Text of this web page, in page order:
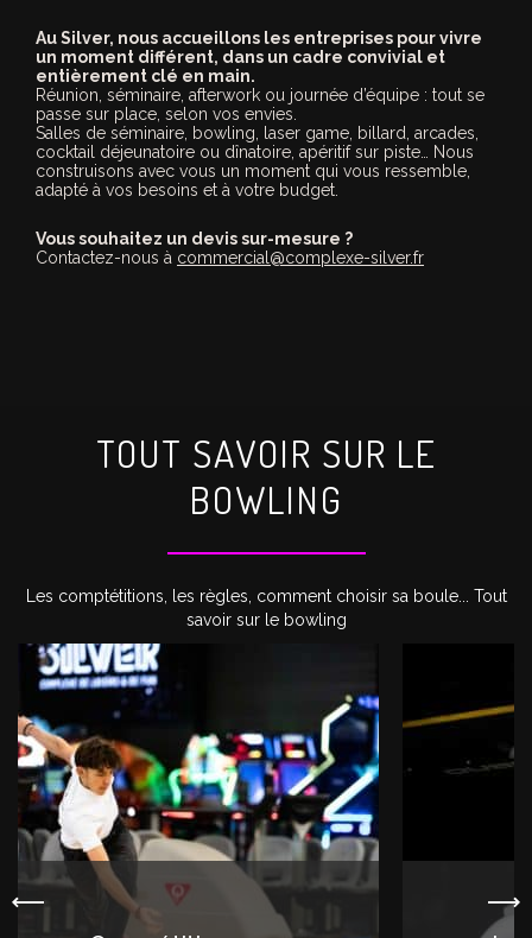
Au Silver, nous accueillons les entreprises pour vivre
un moment différent, dans un cadre convivial et
entièrement clé en main.
Réunion, séminaire, afterwork ou journée d’équipe : tout se
passe sur place, selon vos envies.
Salles de séminaire, bowling, laser game, billard, arcades,
cocktail déjeunatoire ou dînatoire, apéritif sur piste… Nous
construisons avec vous un moment qui vous ressemble,
adapté à vos besoins et à votre budget.
Vous souhaitez un devis sur-mesure ?
Contactez-nous à commercial@complexe-silver.fr
TOUT SAVOIR SUR LE
BOWLING
Les comptétitions, les règles, comment choisir sa boule... Tout
savoir sur le bowling